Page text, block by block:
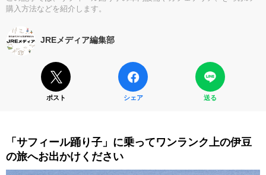
購入方法などを紹介します。
JREメディア編集部
ポスト シェア 送る
「サフィール踊り子」に乗ってワンランク上の伊豆
の旅へお出かけください